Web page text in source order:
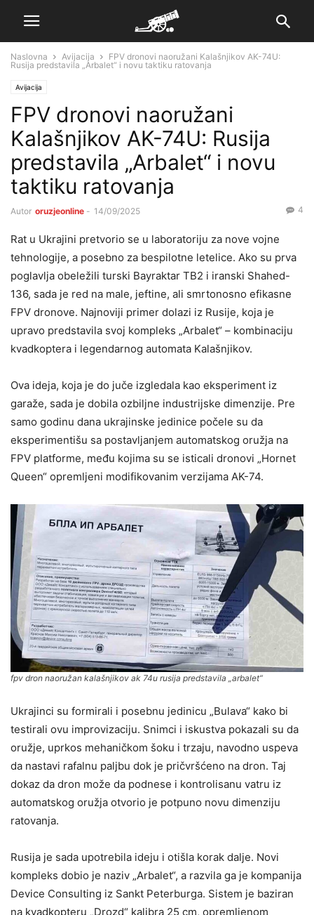
Naslovna Avijacija
FPV dronovi naoružani Kalašnjikov AK-74U:
Rusija predstavila „Arbalet“ i novu taktiku ratovanja
Avijacija
FPV dronovi naoružani
Kalašnjikov AK-74U: Rusija
predstavila „Arbalet“ i novu
taktiku ratovanja
Autor oruzjeonline - 14/09/2025 4
Rat u Ukrajini pretvorio se u laboratoriju za nove vojne
tehnologije, a posebno za bespilotne letelice. Ako su prva
poglavlja obeležili turski Bayraktar TB2 i iranski Shahed-
136, sada je red na male, jeftine, ali smrtonosno efikasne
FPV dronove. Najnoviji primer dolazi iz Rusije, koja je
upravo predstavila svoj kompleks „Arbalet“ – kombinaciju
kvadkoptera i legendarnog automata Kalašnjikov.
Ova ideja, koja je do juče izgledala kao eksperiment iz
garaže, sada je dobila ozbiljne industrijske dimenzije. Pre
samo godinu dana ukrajinske jedinice počele su da
eksperimentišu sa postavljanjem automatskog oružja na
FPV platforme, među kojima su se isticali dronovi „Hornet
Queen“ opremljeni modifikovanim verzijama AK-74.
fpv dron naoružan kalašnjikov ak 74u rusija predstavila „arbalet“
Ukrajinci su formirali i posebnu jedinicu „Bulava“ kako bi
testirali ovu improvizaciju. Snimci i iskustva pokazali su da
oružje, uprkos mehaničkom šoku i trzaju, navodno uspeva
da nastavi rafalnu paljbu dok je pričvršćeno na dron. Taj
dokaz da dron može da podnese i kontrolisanu vatru iz
automatskog oružja otvorio je potpuno novu dimenziju
ratovanja.
Rusija je sada upotrebila ideju i otišla korak dalje. Novi
kompleks dobio je naziv „Arbalet“, a razvila ga je kompanija
Device Consulting iz Sankt Peterburga. Sistem je baziran
na kvadkopteru „Drozd“ kalibra 25 cm, opremljenom